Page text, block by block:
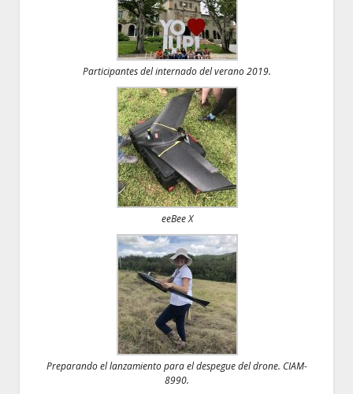
Participantes del internado del verano 2019.
eeBee X
Preparando el lanzamiento para el despegue del drone. CIAM-
8990.